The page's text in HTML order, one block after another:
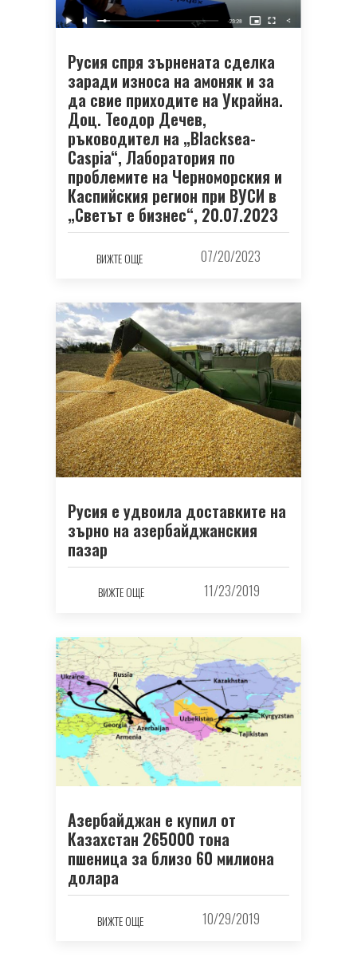
Русия спря зърнената сделка
заради износа на амоняк и за
да свие приходите на Украйна.
Доц. Теодор Дечев,
ръководител на „Blacksea-
Caspia“, Лаборатория по
проблемите на Черноморския и
Каспийския регион при ВУСИ в
„Светът е бизнес“, 20.07.2023
ВИЖТЕ ОЩЕ 07/20/2023
Русия е удвоила доставките на
зърно на азербайджанския
пазар
ВИЖТЕ ОЩЕ 11/23/2019
Азербайджан е купил от
Казахстан 265000 тона
пшеница за близо 60 милиона
долара
ВИЖТЕ ОЩЕ 10/29/2019